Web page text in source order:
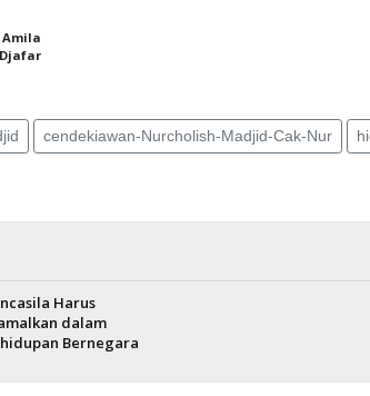
cendekiawan-Nurcholish-Madjid-Cak-Nur
Harus
dalam
Bernegara